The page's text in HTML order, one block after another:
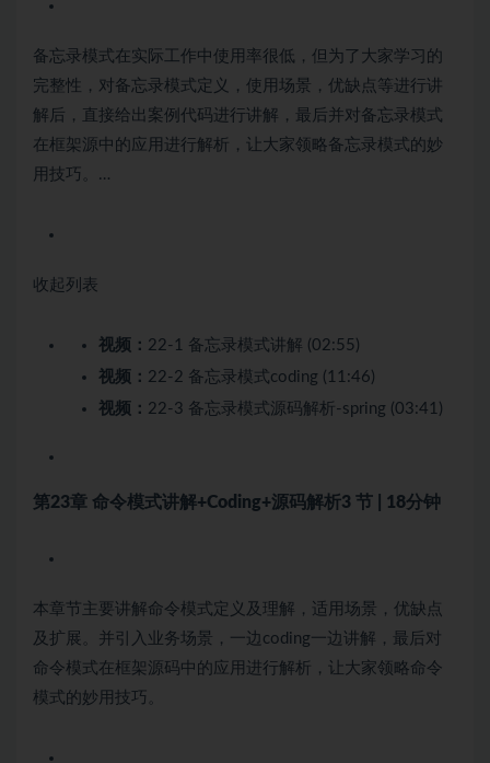
备忘录模式在实际工作中使用率很低，但为了大家学习的
完整性，对备忘录模式定义，使用场景，优缺点等进行讲
解后，直接给出案例代码进行讲解，最后并对备忘录模式
在框架源中的应用进行解析，让大家领略备忘录模式的妙
用技巧。…
收起列表
视频： 22-1 备忘录模式讲解 (02:55)
视频： 22-2 备忘录模式coding (11:46)
视频： 22-3 备忘录模式源码解析-spring (03:41)
第23章 命令模式讲解+Coding+源码解析3 节 | 18分钟
本章节主要讲解命令模式定义及理解，适用场景，优缺点
及扩展。并引入业务场景，一边coding一边讲解，最后对
命令模式在框架源码中的应用进行解析，让大家领略命令
模式的妙用技巧。